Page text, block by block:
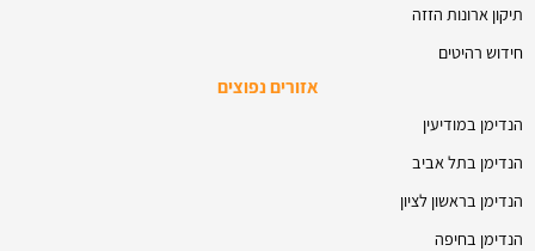
תיקון ארונות הזזה
חידוש רהיטים
אזורים נפוצים
הנדימן במודיעין
הנדימן בתל אביב
הנדימן בראשון לציון
הנדימן בחיפה